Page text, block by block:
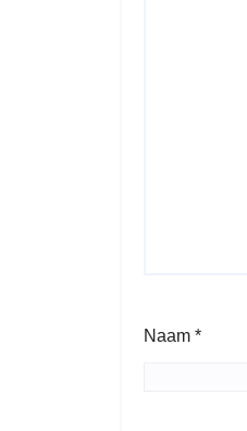
Naam *